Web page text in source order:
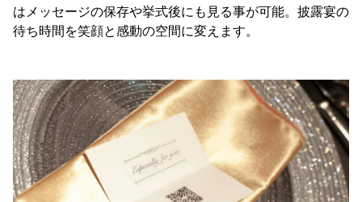
はメッセージの保存や挙式後にも見る事が可能。披露宴の
待ち時間を笑顔と感動の空間に変えます。